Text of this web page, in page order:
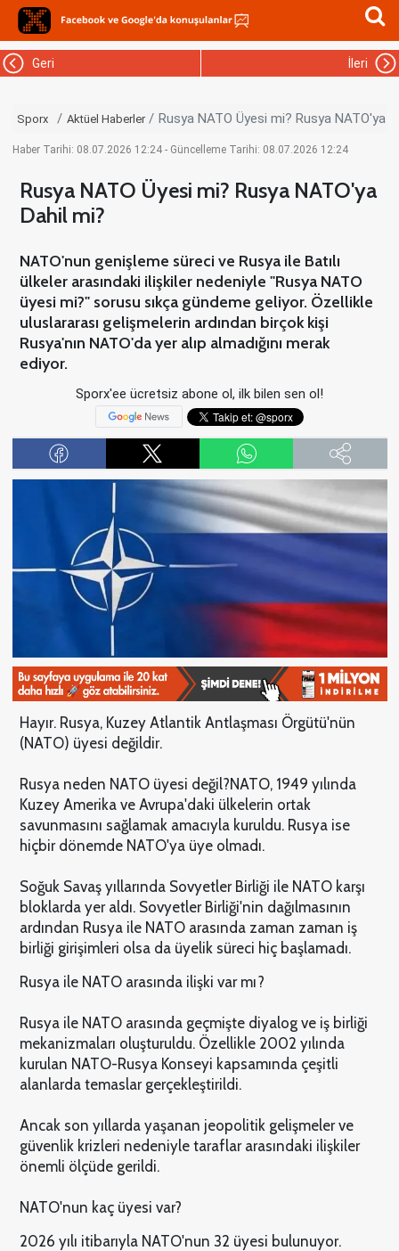
Geri İleri
Sporx Aktüel Haberler Rusya NATO Üyesi mi? Rusya NATO'ya
Haber Tarihi: 08.07.2026 12:24 - Güncelleme Tarihi: 08.07.2026 12:24
Rusya NATO Üyesi mi? Rusya NATO'ya
Dahil mi?
NATO'nun genişleme süreci ve Rusya ile Batılı
ülkeler arasındaki ilişkiler nedeniyle "Rusya NATO
üyesi mi?" sorusu sıkça gündeme geliyor. Özellikle
uluslararası gelişmelerin ardından birçok kişi
Rusya'nın NATO'da yer alıp almadığını merak
ediyor.
Sporx'ee ücretsiz abone ol, ilk bilen sen ol!
Hayır. Rusya, Kuzey Atlantik Antlaşması Örgütü'nün
(NATO) üyesi değildir.
Rusya neden NATO üyesi değil?NATO, 1949 yılında
Kuzey Amerika ve Avrupa'daki ülkelerin ortak
savunmasını sağlamak amacıyla kuruldu. Rusya ise
hiçbir dönemde NATO'ya üye olmadı.
Soğuk Savaş yıllarında Sovyetler Birliği ile NATO karşı
bloklarda yer aldı. Sovyetler Birliği'nin dağılmasının
ardından Rusya ile NATO arasında zaman zaman iş
birliği girişimleri olsa da üyelik süreci hiç başlamadı.
Rusya ile NATO arasında ilişki var mı?
Rusya ile NATO arasında geçmişte diyalog ve iş birliği
mekanizmaları oluşturuldu. Özellikle 2002 yılında
kurulan NATO-Rusya Konseyi kapsamında çeşitli
alanlarda temaslar gerçekleştirildi.
Ancak son yıllarda yaşanan jeopolitik gelişmeler ve
güvenlik krizleri nedeniyle taraflar arasındaki ilişkiler
önemli ölçüde gerildi.
NATO'nun kaç üyesi var?
2026 yılı itibarıyla NATO'nun 32 üyesi bulunuyor.